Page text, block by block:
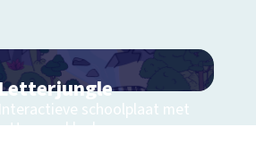
Interactieve schoolplaat met
en klanken